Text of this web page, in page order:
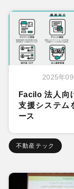
2025年
Facilo 法人向
支援システム
ース
不動産テック